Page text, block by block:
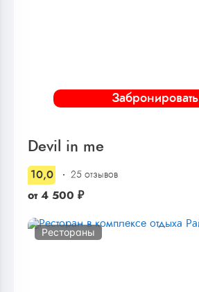
Забронировать
Devil in me
10,0 25 отзывов
от 4 500 ₽
Рестораны